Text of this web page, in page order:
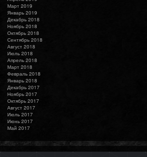
Март 2019
Январь 2019
Декабрь 2018
Ноябрь 2018
Октябрь 2018
Сентябрь 2018
Август 2018
Июль 2018
Апрель 2018
Март 2018
Февраль 2018
Январь 2018
Декабрь 2017
Ноябрь 2017
Октябрь 2017
Август 2017
Июль 2017
Июнь 2017
Май 2017